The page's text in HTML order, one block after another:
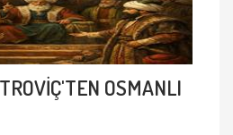
OSMANLI